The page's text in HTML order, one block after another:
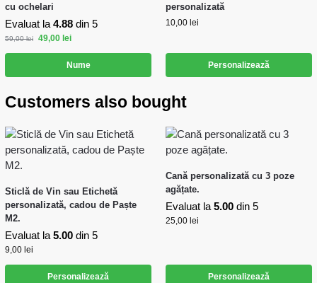
cu ochelari
Evaluat la 4.88 din 5
59,00lei 49,00 lei
Nume
personalizată
10,00 lei
Personalizează
Customers also bought
Sticlă de Vin sau Etichetă
personalizată, cadou de Paște
M2.
Evaluat la 5.00 din 5
9,00 lei
Personalizează
Cană personalizată cu 3 poze
agățate.
Evaluat la 5.00 din 5
25,00 lei
Personalizează